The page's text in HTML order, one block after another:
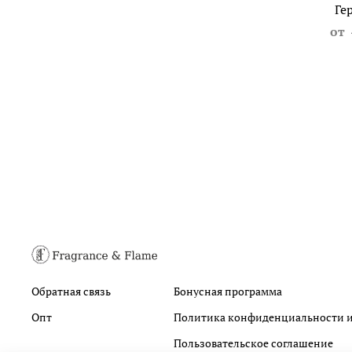
от
Обратная связь
Опт
Бонусная программа
Политика конфиденциальности
Пользовательское соглашение